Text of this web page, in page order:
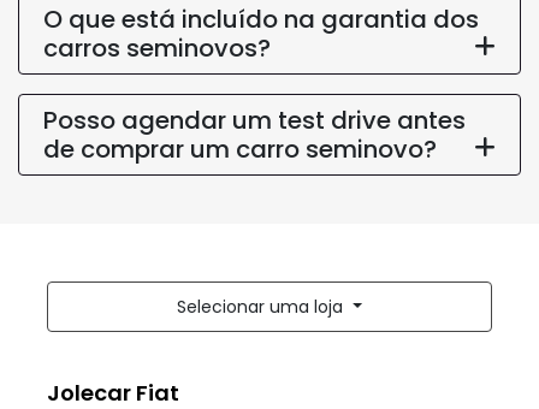
O que está incluído na garantia dos
carros seminovos?
Posso agendar um test drive antes
de comprar um carro seminovo?
Selecionar uma loja
Jolecar Fiat